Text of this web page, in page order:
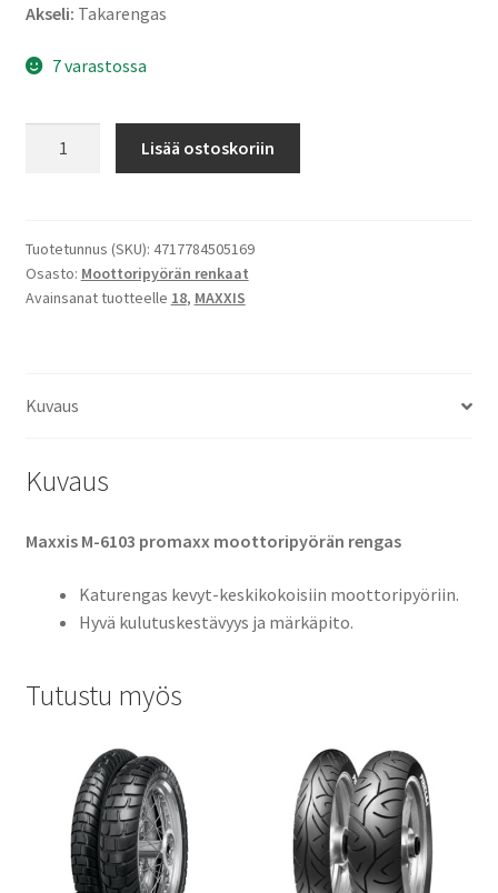
Akseli: Takarengas
7 varastossa
-
18
65H
Lisää ostoskoriin
Tuotetunnus (SKU): 4717784505169
Osasto: Moottoripyörän renkaat
Avainsanat tuotteelle 18, MAXXIS
Kuvaus
Kuvaus
Maxxis M-6103 promaxx moottoripyörän rengas
Katurengas kevyt-keskikokoisiin moottoripyöriin.
Hyvä kulutuskestävyys ja märkäpito.
Tutustu myös